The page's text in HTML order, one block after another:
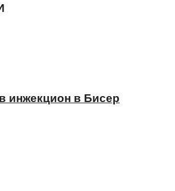
инжекцион в Бисер